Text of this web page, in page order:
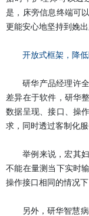
是，床旁信息终端可
更能安心地坚持到娩出
开放式框架，降
研华产品经理许
差异在于软件， 研华
数据呈现、接口、操
求，同时透过客制化
举例来说， 宏其
不能在量测当下实时
操作接口相同的情况
另外，研华智慧